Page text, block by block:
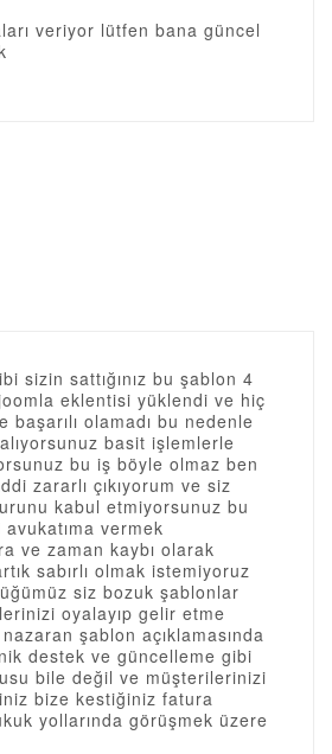
veriyor lütfen bana güncel
sizin sattığınız bu şablon 4
joomla eklentisi yüklendi ve hiç
olamadı bu nedenle
basit işlemlerle
bu iş böyle olmaz ben
zararlı çıkıyorum ve siz
kabul etmiyorsunuz bu
vermek
ve zaman kaybı olarak
sabırlı olmak istemiyoruz
siz bozuk şablonlar
oyalayıp gelir etme
şablon açıklamasında
destek ve güncelleme gibi
bile değil ve müşterilerinizi
bize kestiğiniz fatura
yollarında görüşmek üzere